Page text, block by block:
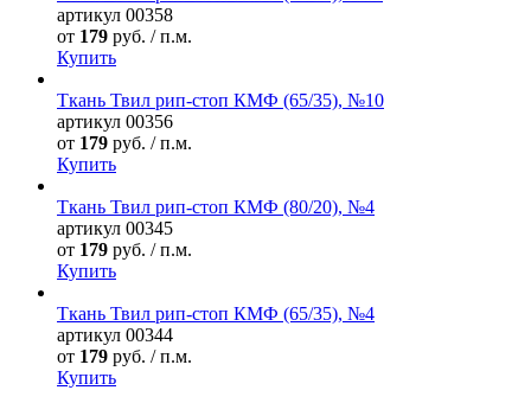
артикул 00358
от 179 руб. / п.м.
Купить
Ткань Твил рип-стоп КМФ (65/35), №10
артикул 00356
от 179 руб. / п.м.
Купить
Ткань Твил рип-стоп КМФ (80/20), №4
артикул 00345
от 179 руб. / п.м.
Купить
Ткань Твил рип-стоп КМФ (65/35), №4
артикул 00344
от 179 руб. / п.м.
Купить